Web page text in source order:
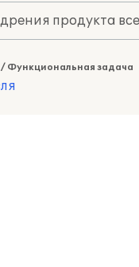
продукта
/ Функциональная задача